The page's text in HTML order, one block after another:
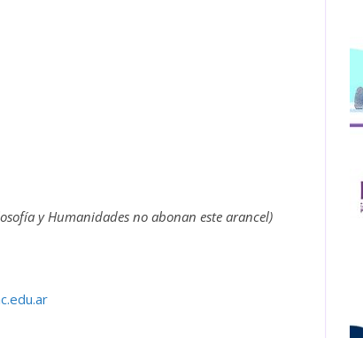
y Humanidades no abonan este arancel)